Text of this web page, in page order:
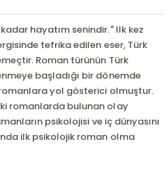
hayatım senindir." Ilk kez
tefrika edilen eser, Türk
Roman türünün Türk
başladığı bir dönemde
yol gösterici olmuştur.
romanlarda bulunan olay
psikolojisi ve iç dünyasını
ilk psikolojik roman olma